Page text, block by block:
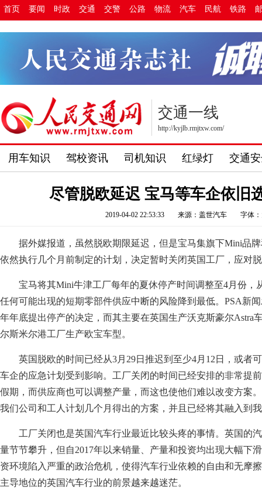
首页 要闻 时政 交通 交警 公路 物流 汽车 民航 铁路
交通一线
http://kyjlb.rmjtxw.com/
用车知识 驾校资讯 司机知识 红绿灯 交通
尽管脱欧延迟 宝马等车企依旧
2019-04-02 22:53:33 来源：盖世汽车 字体：
据外媒报道，虽然脱欧期限延迟，但是宝马集旗下Mini品
依然执行几个月前制定的计划，决定暂时关闭英国工厂，应对
宝马将其Mini牛津工厂每年的夏休停产时间调整至4月份，
任何可能出现的短期零部件供应中断的风险降到最低。PSA新
年年底提出停产的决定，而其主要在英国生产沃克斯豪尔Astra
尔斯米尔港工厂生产欧宝车型。
英国脱欧的时间已经从3月29日推迟到至少4月12日，或者
车企的应急计划受到影响。工厂关闭的时间已经安排的非常提
假期，而供应商也可以调整产量，而这也使他们难以改变方案
我们公司和工人计划几个月得出的方案，并且已经将其融入到
工厂关闭也是英国汽车行业最近比较头疼的事情。英国的
量节节攀升，但自2017年以来销量、产量和投资均出现大幅下
资环境陷入严重的政治危机，使得汽车行业依赖的自由和无摩
主导地位的英国汽车行业的前景越来越迷茫。